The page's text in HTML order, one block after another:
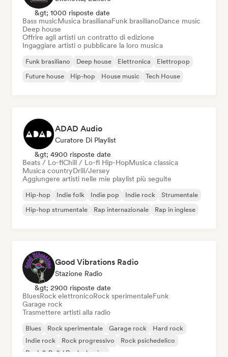
&gt; 1000 risposte date
Bass musicMusica brasilianaFunk brasilianoDance music
Deep house
Offrire agli artisti un contratto di edizione
Ingaggiare artisti o pubblicare la loro musica
Funk brasiliano Deep house Elettronica
Elettropop
Future house
Hip-hop House music Tech House
ADAD Audio
Curatore Di Playlist
&gt; 4900 risposte date
Beats / Lo-fiChill / Lo-fi Hip-HopMusica classica
Musica countryDrill/Jersey
Aggiungere artisti nelle mie playlist più seguite
Hip-hop Indie folk Indie pop Indie rock
Strumentale
Hip-hop strumentale
Rap internazionale Rap in inglese
Good Vibrations Radio
Stazione Radio
&gt; 2900 risposte date
BluesRock elettronicoRock sperimentaleFunk
Garage rock
Trasmettere artisti alla radio
Blues Rock sperimentale Garage rock
Hard rock
Indie rock
Rock progressivo
Rock psichedelico
Rock & Roll / Rock classico